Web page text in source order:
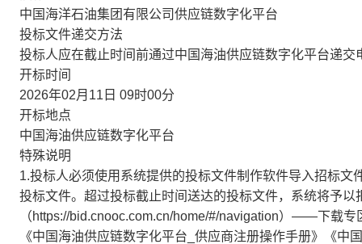
中国海洋石油集团有限公司供应链数字化平台
投标文件递交方法
投标人应在截止时间前通过中国海油供应链数字化平台递交
开标时间
2026年02月11日 09时00分
开标地点
中国海油供应链数字化平台
特殊说明
1.投标人必须使用系统提供的投标文件制作软件导入招标
投标文件。超过投标截止时间送达的投标文件，系统将予
（https://bid.cnooc.com.cn/home/#/navigation）——下载
《中国海油供应链数字化平台_供应商注册操作手册》《